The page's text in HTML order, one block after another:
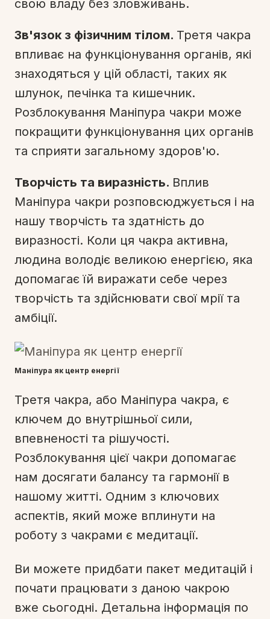
свою владу без зловживань.
Зв'язок з фізичним тілом. Третя чакра
впливає на функціонування органів, які
знаходяться у цій області, таких як
шлунок, печінка та кишечник.
Розблокування Маніпура чакри може
покращити функціонування цих органів
та сприяти загальному здоров'ю.
Творчість та виразність. Вплив
Маніпура чакри розповсюджується і на
нашу творчість та здатність до
виразності. Коли ця чакра активна,
людина володіє великою енергією, яка
допомагає їй виражати себе через
творчість та здійснювати свої мрії та
амбіції.
Маніпура як центр енергії
Третя чакра, або Маніпура чакра, є
ключем до внутрішньої сили,
впевненості та рішучості.
Розблокування цієї чакри допомагає
нам досягати балансу та гармонії в
нашому житті. Одним з ключових
аспектів, який може вплинути на
роботу з чакрами є медитації.
Ви можете придбати пакет медитацій і
почати працювати з даною чакрою
вже сьогодні. Детальна інформація по